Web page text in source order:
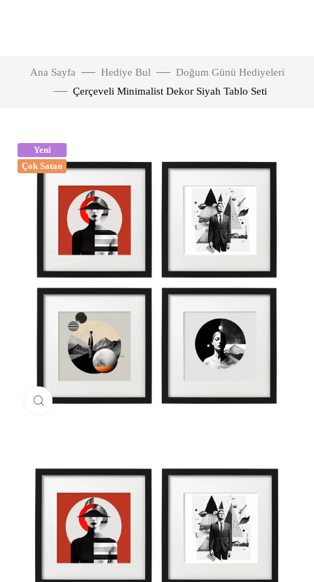
Ana Sayfa Hediye Bul
Doğum Günü Hediyeleri
Çerçeveli Minimalist Dekor Siyah Tablo Seti
Yeni
Çok Satan
Büyük halini göster